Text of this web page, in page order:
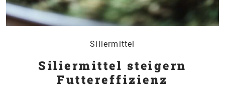
Siliermittel
Siliermittel steigern
Futtereffi­zienz